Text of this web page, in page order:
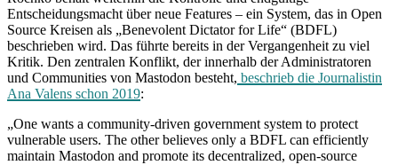
Entscheidungsmacht über neue Features – ein System, das in Open
Source Kreisen als „Benevolent Dictator for Life“ (BDFL)
beschrieben wird. Das führte bereits in der Vergangenheit zu viel
Kritik. Den zentralen Konflikt, der innerhalb der Administratoren
und Communities von Mastodon besteht, beschrieb die Journalistin
Ana Valens schon 2019:
„One wants a community-driven government system to protect
vulnerable users. The other believes only a BDFL can efficiently
maintain Mastodon and promote its decentralized, open-source